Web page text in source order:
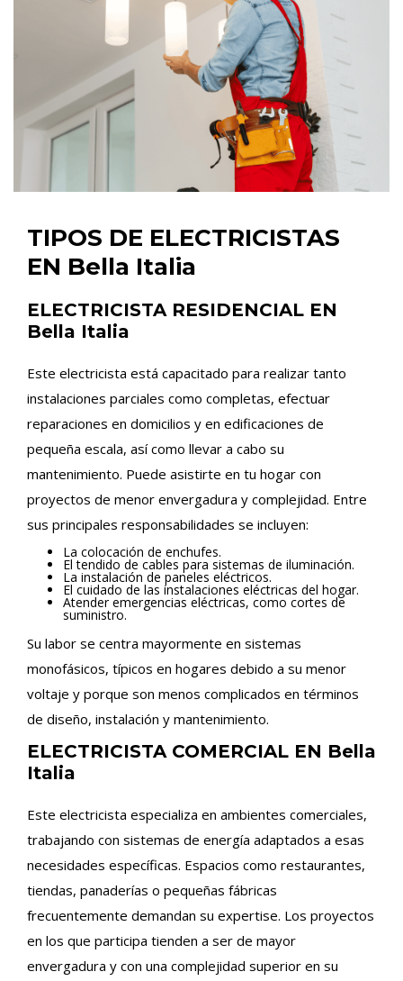
TIPOS DE ELECTRICISTAS
EN Bella Italia
ELECTRICISTA RESIDENCIAL EN
Bella Italia
Este electricista está capacitado para realizar tanto
instalaciones parciales como completas, efectuar
reparaciones en domicilios y en edificaciones de
pequeña escala, así como llevar a cabo su
mantenimiento. Puede asistirte en tu hogar con
proyectos de menor envergadura y complejidad. Entre
sus principales responsabilidades se incluyen:
La colocación de enchufes.
El tendido de cables para sistemas de iluminación.
La instalación de paneles eléctricos.
El cuidado de las instalaciones eléctricas del hogar.
Atender emergencias eléctricas, como cortes de
suministro.
Su labor se centra mayormente en sistemas
monofásicos, típicos en hogares debido a su menor
voltaje y porque son menos complicados en términos
de diseño, instalación y mantenimiento.
ELECTRICISTA COMERCIAL EN Bella
Italia
Este electricista especializa en ambientes comerciales,
trabajando con sistemas de energía adaptados a esas
necesidades específicas. Espacios como restaurantes,
tiendas, panaderías o pequeñas fábricas
frecuentemente demandan su expertise. Los proyectos
en los que participa tienden a ser de mayor
envergadura y con una complejidad superior en su